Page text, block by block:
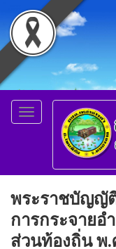
Toggle
navigation
พระราชบัญญั
การกระจายอ
ส่วนท้องถิ่น พ.